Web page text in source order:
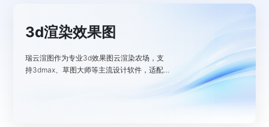
3d渲染效果图
瑞云渲图作为专业3d效果图云渲染农场，支
持3dmax、草图大师等主流设计软件，适配